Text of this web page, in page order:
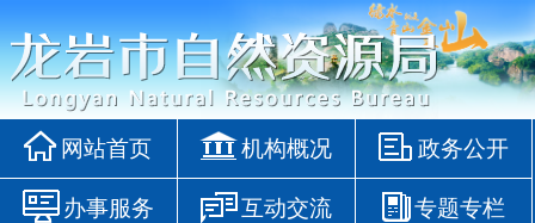
网站首页 机构概况 政务公开
办事服务 互动交流 专题专栏